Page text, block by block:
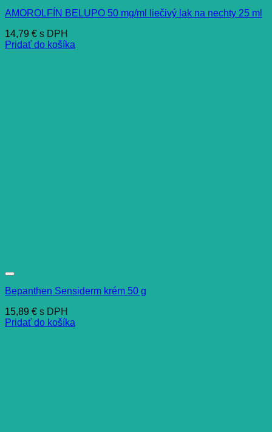
AMOROLFÍN BELUPO 50 mg/ml liečivý lak na nechty 25 ml
14,79 € s DPH
Pridať do košíka
Bepanthen Sensiderm krém 50 g
15,89 € s DPH
Pridať do košíka